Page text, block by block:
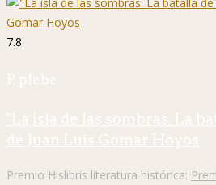
7.8
P. plebe
"La isla de las sombras. La
de Juan Luis Gomar Hoyos
Premio Hislibris literatura histórica: